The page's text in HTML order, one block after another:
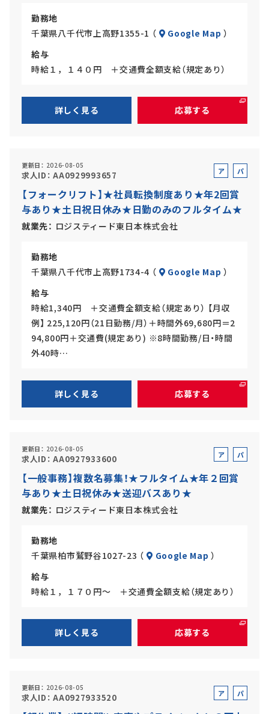
勤務地
千葉県八千代市上高野1355-1 （
Google Map ）
給与
時給１，１４０円 ＋交通費全額支給（規定あり）
詳しく見る 応募する
更新日 2026-08-05
求人ID AA0929993657
ア
バ
イ
パ
ト
【フォークリフト】★社員転換制度あり★年2回賞
与あり★土日祝日休み★日勤のみのフルタイム★
就業先 ロジスティード東日本株式会社
勤務地
千葉県八千代市上高野1734-4 （
Google Map ）
給与
時給1,340円 ＋交通費全額支給（規定あり） 【月収
例】 225,120円（21日勤務/月）＋時間外69,680円＝2
94,800円＋交通費(規定あり) ※8時間勤務/日・時間
外40時…
詳しく見る 応募する
更新日 2026-08-05
求人ID AA0927933600
ア
バ
パ
ト
【一般事務】複数名募集！★フルタイム★年２回賞
与あり★土日祝休み★送迎バスあり★
就業先 ロジスティード東日本株式会社
勤務地
千葉県柏市鷲野谷1027-23 （
Google Map ）
給与
時給１，１７０円～ ＋交通費全額支給（規定あり）
詳しく見る 応募する
更新日 2026-08-05
求人ID AA0927933520
ア
パ